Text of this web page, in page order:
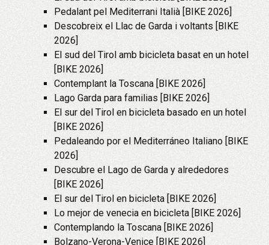
Pedalant pel Mediterrani Italià [BIKE 2026]
Descobreix el Llac de Garda i voltants [BIKE
2026]
El sud del Tirol amb bicicleta basat en un hotel
[BIKE 2026]
Contemplant la Toscana [BIKE 2026]
Lago Garda para familias [BIKE 2026]
El sur del Tirol en bicicleta basado en un hotel
[BIKE 2026]
Pedaleando por el Mediterráneo Italiano [BIKE
2026]
Descubre el Lago de Garda y alrededores
[BIKE 2026]
El sur del Tirol en bicicleta [BIKE 2026]
Lo mejor de venecia en bicicleta [BIKE 2026]
Contemplando la Toscana [BIKE 2026]
Bolzano-Verona-Venice [BIKE 2026]